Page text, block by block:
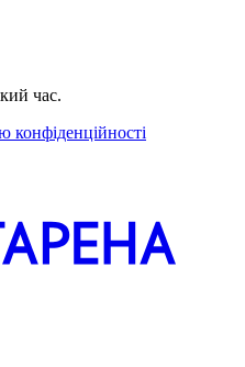
час.
конфіденційності